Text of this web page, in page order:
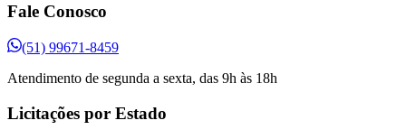
Fale Conosco
(51) 99671-8459
Atendimento de segunda a sexta, das 9h às 18h
Licitações por Estado